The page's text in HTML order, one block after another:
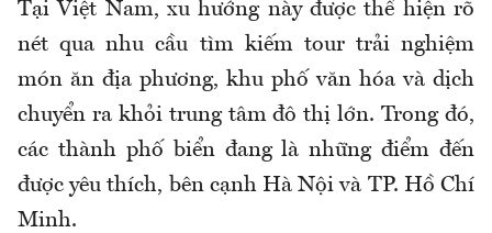
Tại Việt Nam, xu hướng này được thể hiện rõ
nét qua nhu cầu tìm kiếm tour trải nghiệm
món ăn địa phương, khu phố văn hóa và dịch
chuyển ra khỏi trung tâm đô thị lớn. Trong đó,
các thành phố biển đang là những điểm đến
được yêu thích, bên cạnh Hà Nội và TP. Hồ Chí
Minh.